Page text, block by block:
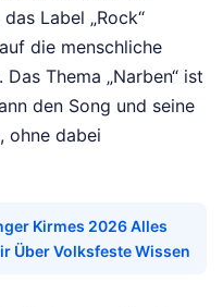
Label „Rock“
die menschliche
Thema „Narben“ ist
den Song und seine
ohne dabei
Kirmes 2026 Alles
Über Volksfeste Wissen